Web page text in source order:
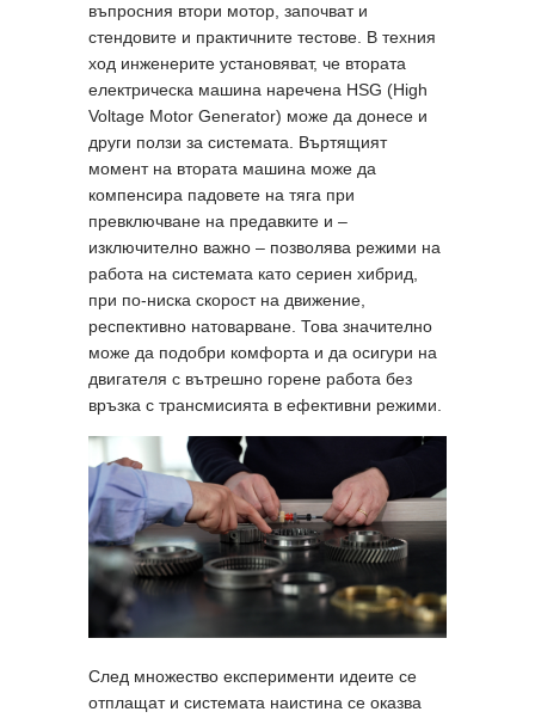
въпросния втори мотор, започват и
стендовите и практичните тестове. В техния
ход инженерите установяват, че втората
електрическа машина наречена HSG (High
Voltage Motor Generator) може да донесе и
други ползи за системата. Въртящият
момент на втората машина може да
компенсира падовете на тяга при
превключване на предавките и –
изключително важно – позволява режими на
работа на системата като сериен хибрид,
при по-ниска скорост на движение,
респективно натоварване. Това значително
може да подобри комфорта и да осигури на
двигателя с вътрешно горене работа без
връзка с трансмисията в ефективни режими.
След множество експерименти идеите се
отплащат и системата наистина се оказва